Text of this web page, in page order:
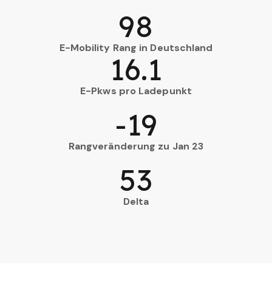
E-Mobility Rang in Deutschland
98
E-Pkws pro Ladepunkt
16.1
Rangveränderung zu Jan 23
-19
Delta
53